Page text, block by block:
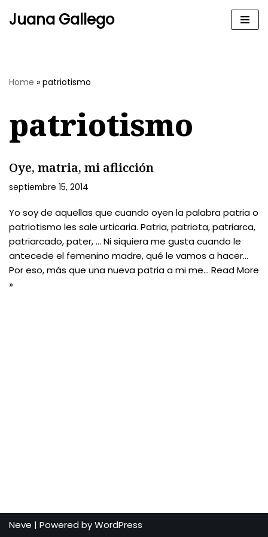
Juana Gallego
Home » patriotismo
patriotismo
Oye, matria, mi aflicción
septiembre 15, 2014
Yo soy de aquellas que cuando oyen la palabra patria o
patriotismo les sale urticaria. Patria, patriota, patriarca,
patriarcado, pater, … Ni siquiera me gusta cuando le
antecede el femenino madre, qué le vamos a hacer…
Por eso, más que una nueva patria a mi me… Read More
»
Neve | Powered byWordPress